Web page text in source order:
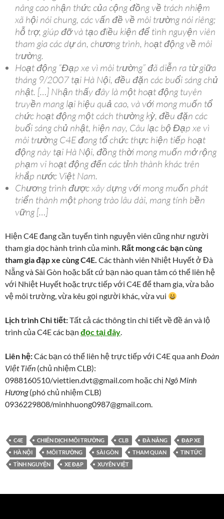
nâng cao nhận thức của cộng đồng về trách nhiệm
xã hội nói chung, các vấn đề về môi trường nói riêng;
hỗ trợ, giúp đỡ và tạo điều kiện để tình nguyện viên
tham gia các dự án, chương trình, hoạt động về môi
trường.
Hoạt động “Đạp xe vì môi trường” đã diễn ra từ giữa
tháng 9/2007 tại Hà Nội, đều đặn các buổi sáng chủ
nhật. […] Nhận thấy đây là một hoạt động tuyên
truyền mang lại hiệu quả cao, và với mong muốn tổ
chức hoạt động một cách thường kỳ, đều đặn các
buổi sáng chủ nhật, hiện nay, Câu lạc bộ Đạp xe vì
môi trường C4E đang tổ chức thực hiện tiếp hoạt
động này tại Hà Nội, đồng thời mong muốn mở rộng
phạm vi hoạt động đến các tỉnh thành khác trên
khắp nước Việt Nam.
Chương trình được xây dựng với mong muốn phát
triển thành một phong trào lâu dài, mang tính bền
vững […]
Hiện C4E đang cần tuyển tình nguyện viên cũng như người
tham gia dọc hành trình của mình. Rất mong các bạn cùng
tham gia đạp xe cùng C4E. Các thành viên Nhiệt Huyết ở Đà
Nẵng và Sài Gòn hoặc bất cứ bạn nào quan tâm có thể liên hệ
với Nhiệt Huyết hoặc trực tiếp với C4E để tham gia, vừa bảo
vệ môi trường, vừa kêu gọi người khác, vừa vui
Lịch trình Chi tiết:Tất cả các thông tin chi tiết về đề án và lộ
trình của C4E các bạn đọc tại đây.
Liên hệ:Các bạn có thể liên hệ trực tiếp với C4E qua anh Đoàn
Việt Tiến (chủ nhiệm CLB):
0988160510/viettien.dvt@gmail.com hoặc chị Ngô Minh
Hương(phó chủ nhiệm CLB)
0936229808/minhhuong0987@gmail.com.
C4E CHIẾN DỊCH MÔI TRƯỜNG CLB ĐÀ NẴNG
ĐẠP XE
HÀ NỘI
MÔI TRƯỜNG SÀI GÒN THAM QUAN
TIN TỨC
TÌNH NGUYỆN
XE ĐẠP XUYÊN VIỆT